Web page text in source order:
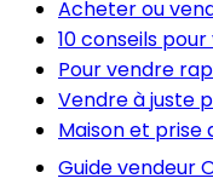
Acheter ou
10 conseils
Pour vendre
Vendre à juste
Maison et prise
Guide vendeur